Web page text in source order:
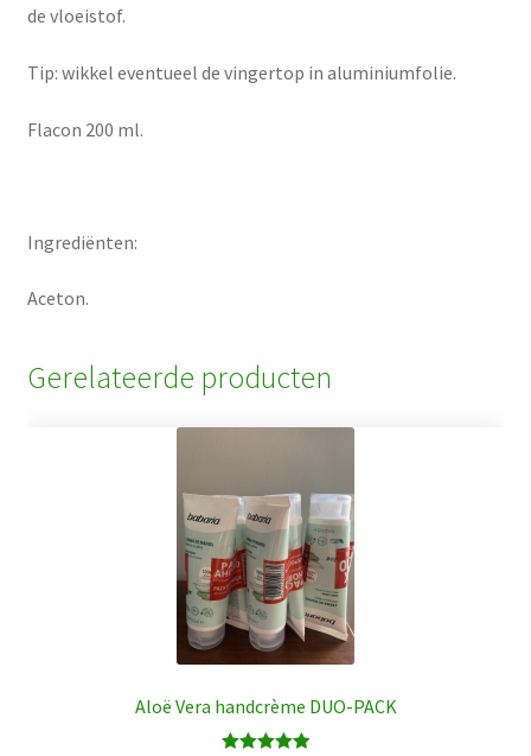
de vloeistof.
Tip: wikkel eventueel de vingertop in aluminiumfolie.
Flacon 200 ml.
Ingrediënten:
Aceton.
Gerelateerde producten
Aloë Vera handcrème DUO-PACK